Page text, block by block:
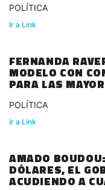
POLÍTICA
Ir a Link
FERNANDA
MODELO CON
PARA LAS
POLÍTICA
Ir a Link
AMADO
DÓLARES, EL
ACUDIENDO A